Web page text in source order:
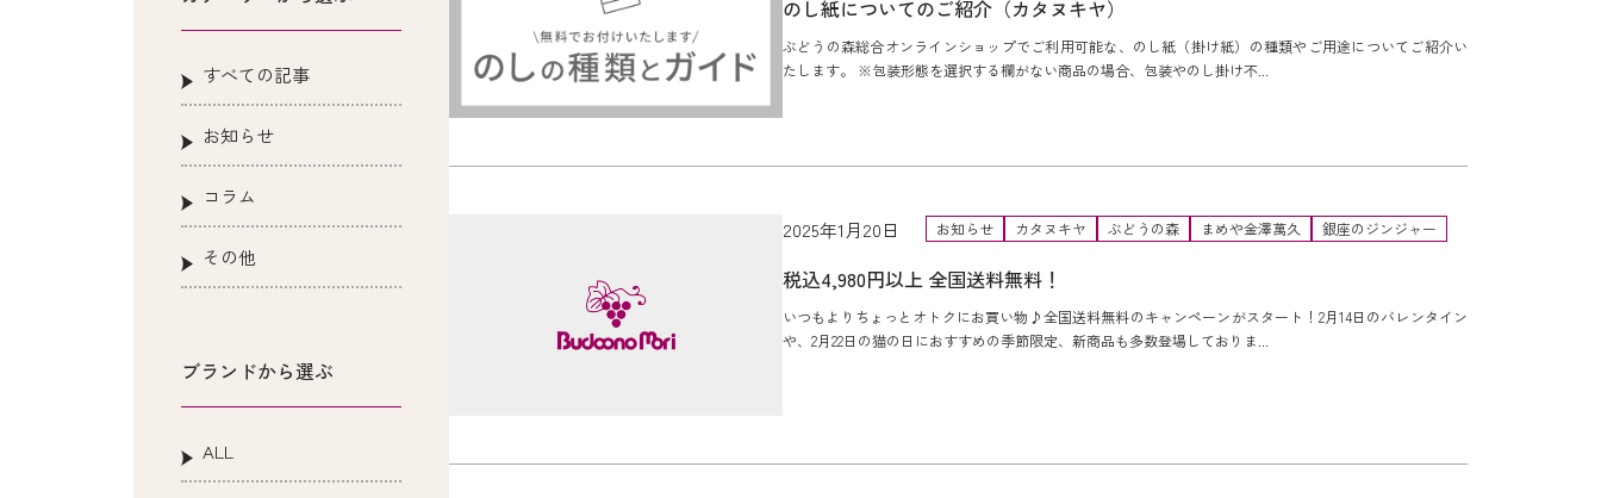
すべての記事
お知らせ
コラム
その他
ブランドから選ぶ
ALL
のし紙についてのご紹介（カタヌキヤ）
ぶどうの森総合オンラインショップでご利用可能な、のし紙（掛け紙）の種類やご用途についてご紹介い
たします。 ※包装形態を選択する欄がない商品の場合、包装やのし掛け不...
2025年1月20日 お知らせ カタヌキヤ ぶどうの森 まめや金澤萬久 銀座のジンジャー
税込4,980円以上 全国送料無料！
いつもよりちょっとオトクにお買い物♪全国送料無料のキャンペーンがスタート！2月14日のバレンタイン
や、2月22日の猫の日におすすめの季節限定、新商品も多数登場しておりま...